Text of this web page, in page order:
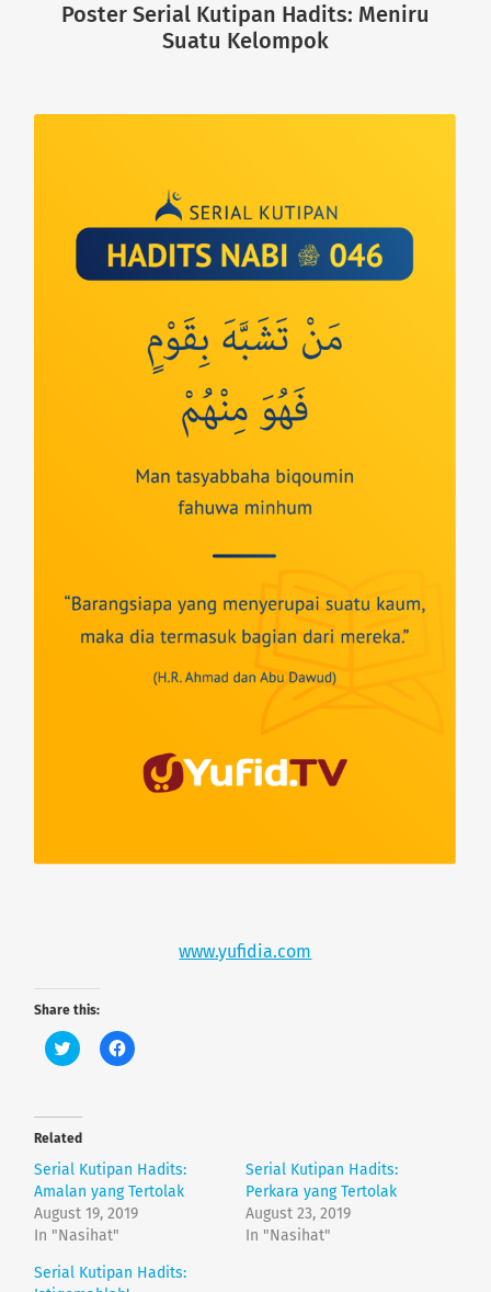
Poster Serial Kutipan Hadits: Meniru
Suatu Kelompok
www.yufidia.com
Share this:
C
l
t
o
s
h
a
r
e
o
n
T
i
t
C
l
a
r
e
o
c
e
Related
Serial Kutipan Hadits:
Amalan yang Tertolak
August 19, 2019
In "Nasihat"
Serial Kutipan Hadits:
Perkara yang Tertolak
August 23, 2019
In "Nasihat"
Serial Kutipan Hadits: